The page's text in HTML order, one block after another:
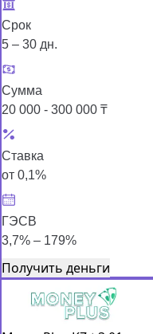
Срок
5 – 30 дн.
Сумма
20 000 - 300 000 ₸
Ставка
от 0,1%
ГЭСВ
3,7% – 179%
Получить деньги